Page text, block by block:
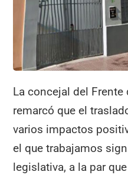
La concejal del Frente
remarcó que el
varios impactos
el que trabajamos
legislativa, a la par